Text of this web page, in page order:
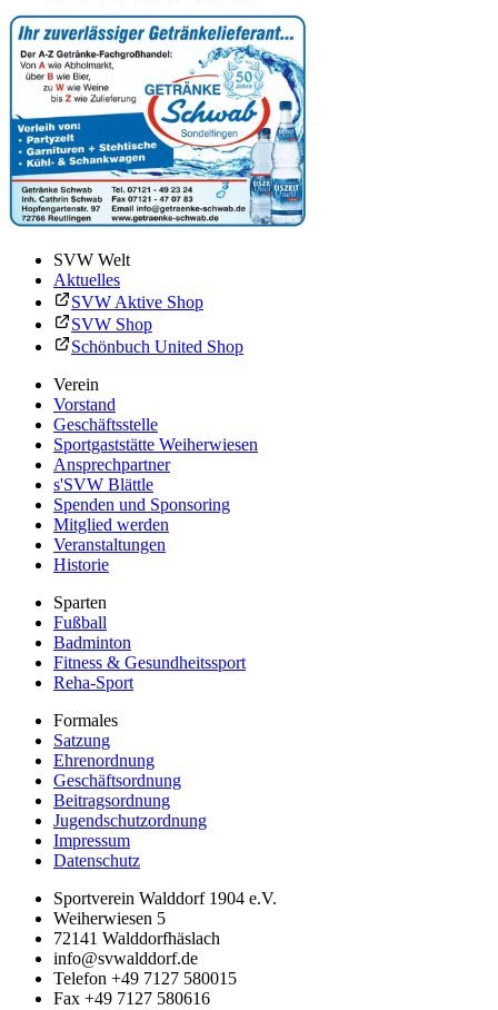
SVW Welt
Aktuelles
SVW Aktive Shop
SVW Shop
Schönbuch United Shop
Verein
Vorstand
Geschäftsstelle
Sportgaststätte Weiherwiesen
Ansprechpartner
s'SVW Blättle
Spenden und Sponsoring
Mitglied werden
Veranstaltungen
Historie
Sparten
Fußball
Badminton
Fitness & Gesundheitssport
Reha-Sport
Formales
Satzung
Ehrenordnung
Geschäftsordnung
Beitragsordnung
Jugendschutzordnung
Impressum
Datenschutz
Sportverein Walddorf 1904 e.V.
Weiherwiesen 5
72141 Walddorfhäslach
info@svwalddorf.de
Telefon +49 7127 580015
Fax +49 7127 580616